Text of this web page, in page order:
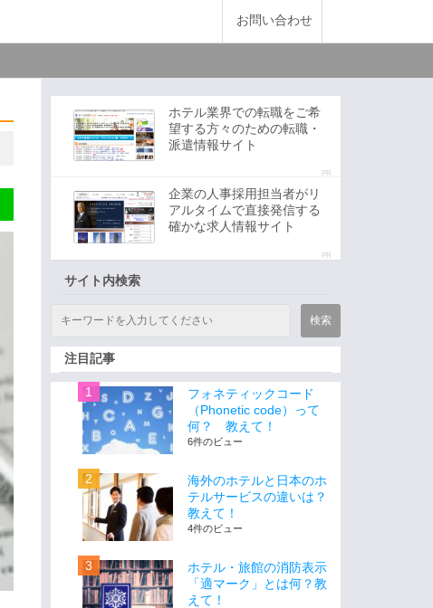
お問い合わせ
PR
ホテル業界での転職をご希
望する方々のための転職・
派遣情報サイト
PR
企業の人事採用担当者がリ
アルタイムで直接発信する
確かな求人情報サイト
サイト内検索
注目記事
フォネティックコード
（Phonetic code）って
何？ 教えて！
6件のビュー
海外のホテルと日本のホ
テルサービスの違いは？
教えて！
4件のビュー
ホテル・旅館の消防表示
「適マーク」とは何？教
えて！